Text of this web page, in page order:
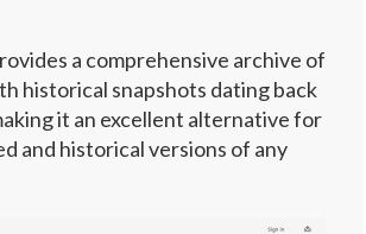
a comprehensive archive of
historical snapshots dating back
it an excellent alternative for
and historical versions of any